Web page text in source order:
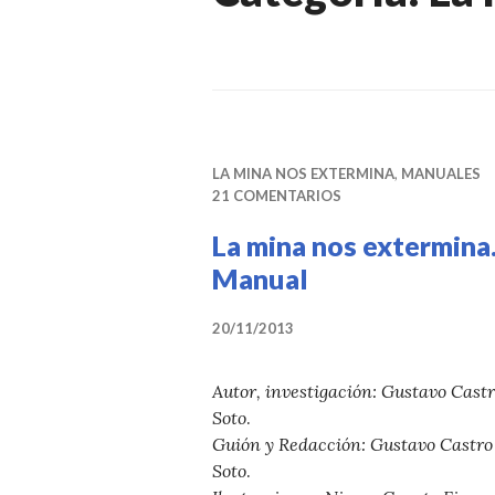
LA MINA NOS EXTERMINA, MANUALES
21 COMENTARIOS
La mina nos
Manual
20/11/2013
Autor, investigación: Gustavo
Soto.
Guión y Redacción: Gustavo Castro
Soto.